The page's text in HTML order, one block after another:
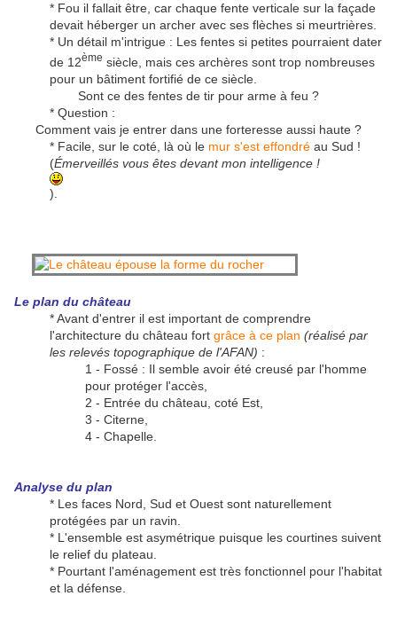
* Fou il fallait être, car chaque fente verticale sur la façade
devait héberger un archer avec ses flèches si meurtrières.
* Un détail m'intrigue : Les fentes si petites pourraient dater
de 12ème siècle, mais ces archères sont trop nombreuses
pour un bâtiment fortifié de ce siècle.
Sont ce des fentes de tir pour arme à feu ?
* Question :
Comment vais je entrer dans une forteresse aussi haute ?
* Facile, sur le coté, là où le mur s'est effondré au Sud !
(Émerveillés vous êtes devant mon intelligence !
).
Le plan du château
* Avant d'entrer il est important de comprendre
l'architecture du château fort grâce à ce plan (réalisé par
les relevés topographique de l'AFAN) :
1 - Fossé : Il semble avoir été creusé par l'homme
pour protéger l'accès,
2 - Entrée du château, coté Est,
3 - Citerne,
4 - Chapelle.
Analyse du plan
* Les faces Nord, Sud et Ouest sont naturellement
protégées par un ravin.
* L'ensemble est asymétrique puisque les courtines suivent
le relief du plateau.
* Pourtant l'aménagement est très fonctionnel pour l'habitat
et la défense.